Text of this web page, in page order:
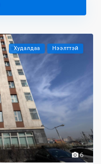
6
Худалдаа Нээлттэй